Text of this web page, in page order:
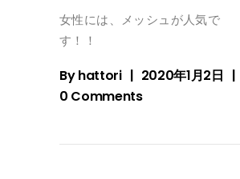
女性には、メッシュが人気で
す！！
Byhattori
2020年1月2日
0 Comments